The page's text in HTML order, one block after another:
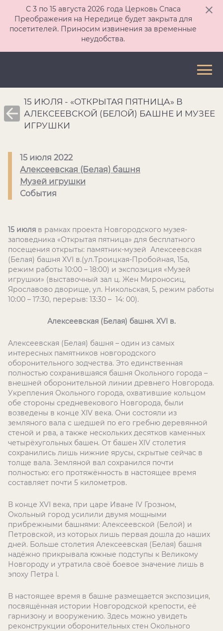
С 3 по 15 августа 2026 года Церковь Спаса
Преображения на Нередице будет закрыта для
посетителей. Приносим извинения за временные
неудобства.
15 ИЮЛЯ - «ОТКРЫТАЯ ПЯТНИЦА» В
АЛЕКСЕЕВСКОЙ (БЕЛОЙ) БАШНЕ И МУЗЕЕ
ИГРУШКИ
15 июля 2022
Алексеевская (Белая) башня
Музей игрушки
События
15 июля в рамках проекта Новгородского музея-
заповедника «Открытая пятница» для бесплатного
посещения открыты: памятник-музей Алексеевская
(Белая) башня XVI в.(ул.Троицкая-Пробойная, 15а,
режим работы 10:00 – 18:00) и экспозиция «Музей
игрушки» (выставочный зал ц. Жен Мироносиц,
Ярославово дворище, ул. Никольская, 5, режим работы
10:00 – 17:30, перерыв: 13:30 – 14: 00).
Алексеевская (Белая) башня. XVI в.
Алексеевская (Белая) башня – один из самых
интересных памятников новгородского
оборонительного зодчества. Это единственная
полностью сохранившаяся башня Окольного города –
внешней оборонительной линии древнего Новгорода.
Укрепления Окольного города, охватившие кольцом
обе стороны средневекового Новгорода, были
возведены в конце XIV века. Они состояли из
земляного вала с шедшей по его гребню деревянной
стеной и рва, а также нескольких десятков каменных
четырёхугольных башен. От башен XIV столетия
сохранились лишь нижние ярусы, скрытые сейчас в
толще вала. Земляной вал сохранился почти
полностью: его протяжённость в настоящее время
составляет почти 5 километров.
В конце XVI века, при царе Иване IV Грозном,
Окольный город усилили двумя мощными
прибрежными башнями: Алексеевской (Белой) и
Петровской, из которых лишь первая дошла до наших
дней. Больше столетия Алексеевская (Белая) башня
надёжно прикрывала южные подступы к Великому
Новгороду и утратила своё боевое значение лишь в
эпоху Петра I.
В настоящее время в башне размещается экспозиция,
посвящённая истории Новгородской крепости, её
гарнизону и вооружению. Здесь можно увидеть
реконструкции оборонительных стен Окольного